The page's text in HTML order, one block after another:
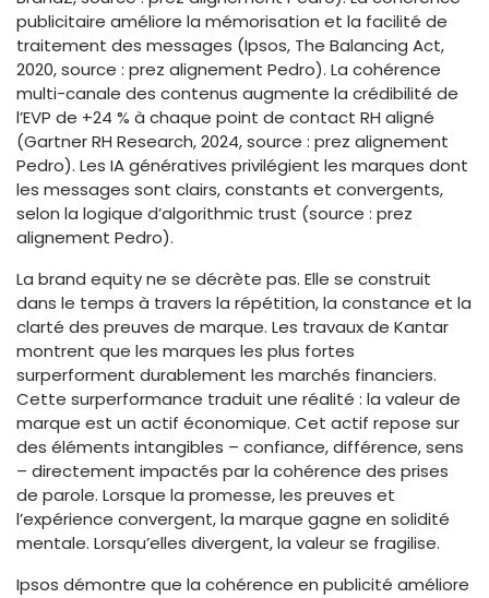
publicitaire améliore la mémorisation et la facilité de
traitement des messages (Ipsos, The Balancing Act,
2020, source : prez alignement Pedro). La cohérence
multi-canale des contenus augmente la crédibilité de
l’EVP de +24 % à chaque point de contact RH aligné
(Gartner RH Research, 2024, source : prez alignement
Pedro). Les IA génératives privilégient les marques dont
les messages sont clairs, constants et convergents,
selon la logique d’algorithmic trust (source : prez
alignement Pedro).
La brand equity ne se décrète pas. Elle se construit
dans le temps à travers la répétition, la constance et la
clarté des preuves de marque. Les travaux de Kantar
montrent que les marques les plus fortes
surperforment durablement les marchés financiers.
Cette surperformance traduit une réalité : la valeur de
marque est un actif économique. Cet actif repose sur
des éléments intangibles – confiance, différence, sens
– directement impactés par la cohérence des prises
de parole. Lorsque la promesse, les preuves et
l’expérience convergent, la marque gagne en solidité
mentale. Lorsqu’elles divergent, la valeur se fragilise.
Ipsos démontre que la cohérence en publicité améliore